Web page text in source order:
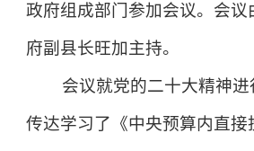
政府组成部门参加会议。会议
府副县长旺加主持。
会议就党的二十大精神进
传达学习了《中央预算内直接